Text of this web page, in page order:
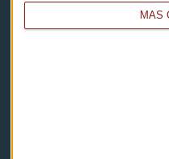
MÁS